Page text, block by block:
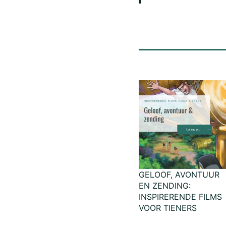
GELOOF, AVONTUUR
EN ZENDING:
INSPIRERENDE FILMS
VOOR TIENERS